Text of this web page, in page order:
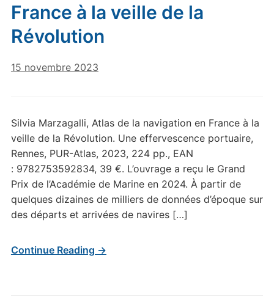
France à la veille de la
Révolution
15 novembre 2023
Silvia Marzagalli, Atlas de la navigation en France à la
veille de la Révolution. Une effervescence portuaire,
Rennes, PUR-Atlas, 2023, 224 pp., EAN
: 9782753592834, 39 €. L’ouvrage a reçu le Grand
Prix de l’Académie de Marine en 2024. À partir de
quelques dizaines de milliers de données d’époque sur
des départs et arrivées de navires […]
Continue Reading →